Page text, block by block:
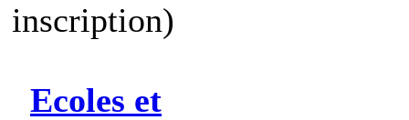
inscription)
Ecoles et